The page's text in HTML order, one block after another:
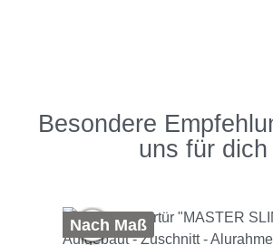
Besondere
uns für dich
Produktgalerie überspringen
Nach Maß